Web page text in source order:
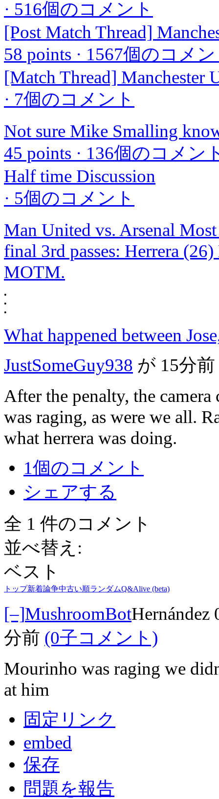
· 516個のコメント
[Post Match Thread]
58 points · 1567個のコメ
[Match Thread] Manchester
· 7個のコメント
Not sure Mike Smalling
45 points · 136個のコメン
Half time Discussion
· 5個のコメント
Man United vs. Arsenal
final 3rd passes: Herrera
MOTM.
•
•
•
What happened between
JustSomeGuy938 が 15分前
After the penalty, the
was raging, as were we all.
what herrera was doing.
1個のコメント
シェアする
全 1 件のコメント
並べ替え:
ベスト
トップ新着論争中古い順ランダムQ&Alive (beta)
[–]MushroomBotHernández
分前 (0子コメント)
Mourinho was raging we
at him
固定リンク
embed
保存
問題を報告